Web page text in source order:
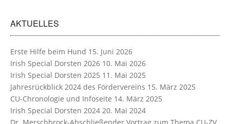
AKTUELLES
Erste Hilfe beim Hund 15. Juni 2026
Irish Special Dorsten 2026 10. Mai 2026
Irish Special Dorsten 2025 11. Mai 2025
Jahresrückblick 2024 des Fördervereins 15. März 2025
CU-Chronologie und Infoseite 14. März 2025
Irish Special Dorsten 2024 20. Mai 2024